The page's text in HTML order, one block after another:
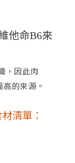
他命B6來
，因此肉
的來源。
清單：